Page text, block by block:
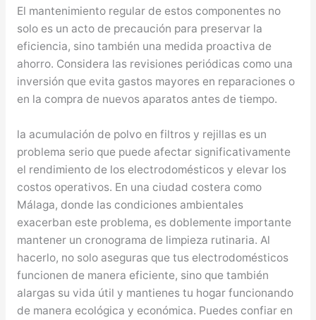
El mantenimiento regular de estos componentes no
solo es un acto de precaución para preservar la
eficiencia, sino también una medida proactiva de
ahorro. Considera las revisiones periódicas como una
inversión que evita gastos mayores en reparaciones o
en la compra de nuevos aparatos antes de tiempo.
la acumulación de polvo en filtros y rejillas es un
problema serio que puede afectar significativamente
el rendimiento de los electrodomésticos y elevar los
costos operativos. En una ciudad costera como
Málaga, donde las condiciones ambientales
exacerban este problema, es doblemente importante
mantener un cronograma de limpieza rutinaria. Al
hacerlo, no solo aseguras que tus electrodomésticos
funcionen de manera eficiente, sino que también
alargas su vida útil y mantienes tu hogar funcionando
de manera ecológica y económica. Puedes confiar en